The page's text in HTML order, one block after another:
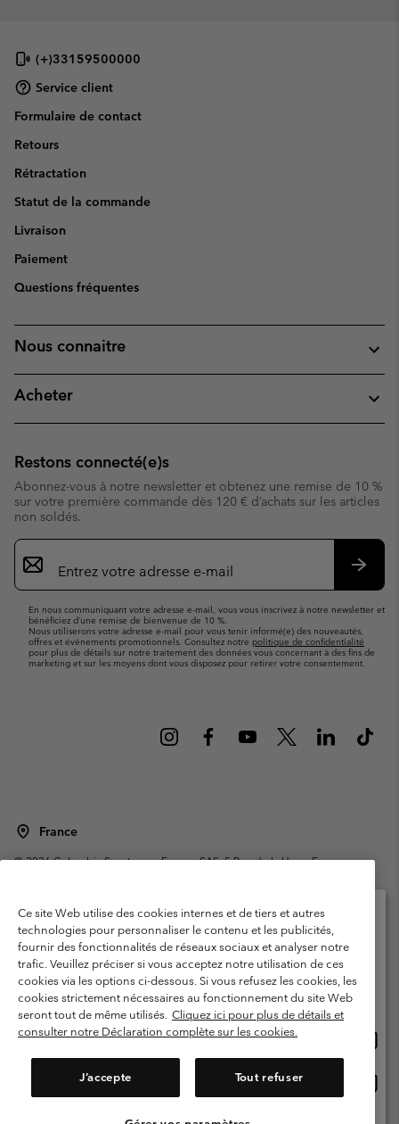
(+)33159500000
Service client
Formulaire de contact
Retours
Rétractation
Statut de la commande
Livraison
Paiement
Questions fréquentes
Nous connaitre
Acheter
Restons connecté(e)s
Abonnez-vous à notre newsletter et obtenez une remise de 10 %
sur votre première commande dès 120 € d’achats sur les articles
non soldés.
Inscription
par
e-
En nous communiquant votre adresse e-mail, vous vous inscrivez à notre newsletter et
bénéficiez d’une remise de bienvenue de 10 %.
Nous utiliserons votre adresse e-mail pour vous tenir informé(e) des nouveautés,
offres et événements promotionnels. Consultez notre politique de confidentialité
pour plus de détails sur notre traitement des données vous concernant à des fins de
marketing et sur les moyens dont vous disposez pour retirer votre consentement.
France
©2026Columbia Sportswear Europe SAS. 5 Rue de la Haye, Espace
Garanties Légales
Politique de confidentialité
Conditions d'utilisation - Membres
Conditions D'utilisation - Contenu généré par l'utilisateur
Impressum
Cookies
Public CBCR
Service client: Lun - Sam de 9h à 13h et de 14h à 18h
Ce site Web utilise des cookies internes et de tiers et autres
technologies pour personnaliser le contenu et les publicités,
fournir des fonctionnalités de réseaux sociaux et analyser notre
trafic. Veuillez préciser si vous acceptez notre utilisation de ces
cookies via les options ci-dessous. Si vous refusez les cookies, les
cookies strictement nécessaires au fonctionnement du site Web
seront tout de même utilisés. Cliquez ici pour plus de détails et
consulter notre Déclaration complète sur les cookies.
J’accepte Tout refuser
Veuillez sélectionner votre pays d’expédition et
votre langue
Achats en ligne disponibles
United States
ligne
France